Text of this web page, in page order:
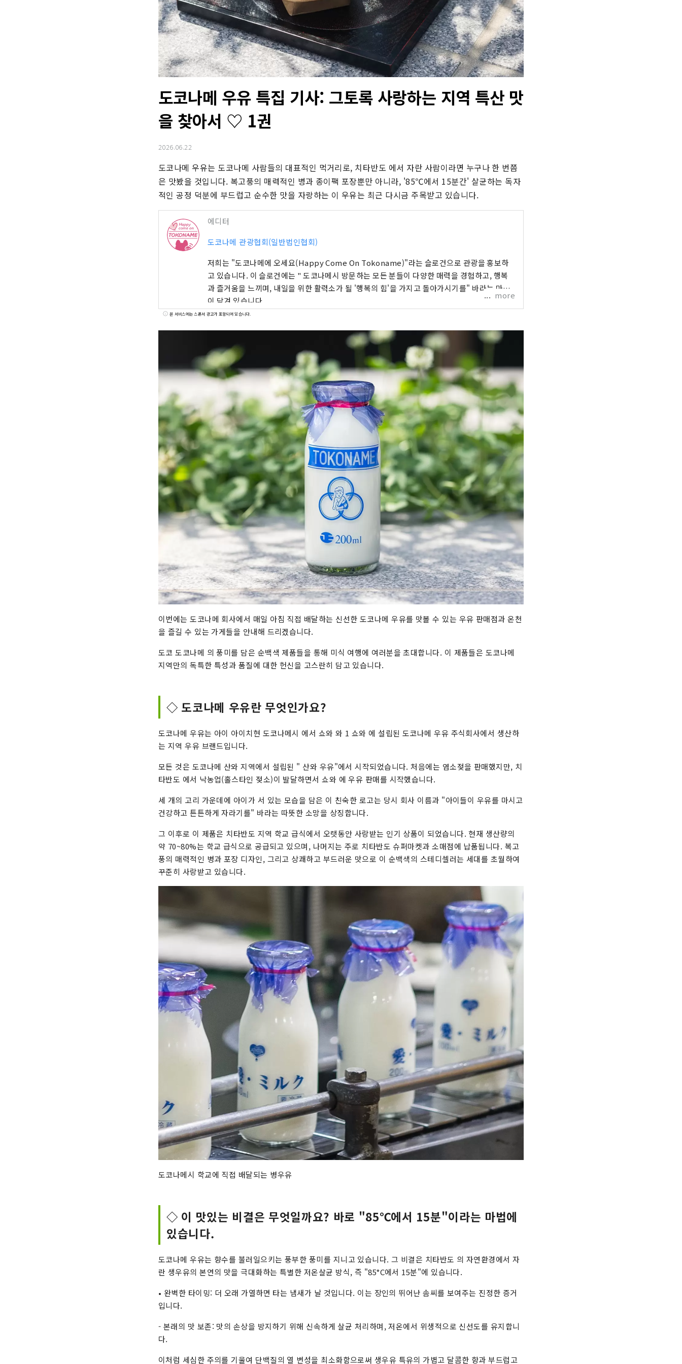
도코나메 우유 특집 기사: 그토록 사랑하는 지역 특산 맛
을 찾아서 ♡ 1권
2026.06.22
도코나메 우유는 도코나메 사람들의 대표적인 먹거리로, 치타반도 에서 자란 사람이라면 누구나 한 번쯤
은 맛봤을 것입니다. 복고풍의 매력적인 병과 종이팩 포장뿐만 아니라, '85℃에서 15분간' 살균하는 독자
적인 공정 덕분에 부드럽고 순수한 맛을 자랑하는 이 우유는 최근 다시금 주목받고 있습니다.
에디터
도코나메 관광협회(일반법인협회)
저희는 "도코나메에 오세요(Happy Come On Tokoname)"라는 슬로건으로 관광을 홍보하
고 있습니다. 이 슬로건에는 " 도코나메시 방문하는 모든 분들이 다양한 매력을 경험하고, 행복
과 즐거움을 느끼며, 내일을 위한 활력소가 될 '행복의 힘'을 가지고 돌아가시기를" 바라는 마음
이 담겨 있습니다.
more
본 서비스에는 스폰서 광고가 포함되어 있습니다.
이번에는 도코나메 회사에서 매일 아침 직접 배달하는 신선한 도코나메 우유를 맛볼 수 있는 우유 판매점과 온천
을 즐길 수 있는 가게들을 안내해 드리겠습니다.
도코 도코나메 의 풍미를 담은 순백색 제품들을 통해 미식 여행에 여러분을 초대합니다. 이 제품들은 도코나메
지역만의 독특한 특성과 품질에 대한 헌신을 고스란히 담고 있습니다.
◇ 도코나메 우유란 무엇인가요?
도코나메 우유는 아이 아이치현 도코나메시 에서 쇼와 와 1 쇼와 에 설립된 도코나메 우유 주식회사에서 생산하
는 지역 우유 브랜드입니다.
모든 것은 도코나메 산와 지역에서 설립된 " 산와 우유"에서 시작되었습니다. 처음에는 염소젖을 판매했지만, 치
타반도 에서 낙농업(홀스타인 젖소)이 발달하면서 쇼와 에 우유 판매를 시작했습니다.
세 개의 고리 가운데에 아이가 서 있는 모습을 담은 이 친숙한 로고는 당시 회사 이름과 "아이들이 우유를 마시고
건강하고 튼튼하게 자라기를" 바라는 따뜻한 소망을 상징합니다.
그 이후로 이 제품은 치타반도 지역 학교 급식에서 오랫동안 사랑받는 인기 상품이 되었습니다. 현재 생산량의
약 70~80%는 학교 급식으로 공급되고 있으며, 나머지는 주로 치타반도 슈퍼마켓과 소매점에 납품됩니다. 복고
풍의 매력적인 병과 포장 디자인, 그리고 상쾌하고 부드러운 맛으로 이 순백색의 스테디셀러는 세대를 초월하여
꾸준히 사랑받고 있습니다.
도코나메시 학교에 직접 배달되는 병우유
◇ 이 맛있는 비결은 무엇일까요? 바로 "85℃에서 15분"이라는 마법에
있습니다.
도코나메 우유는 향수를 불러일으키는 풍부한 풍미를 지니고 있습니다. 그 비결은 치타반도 의 자연환경에서 자
란 생우유의 본연의 맛을 극대화하는 특별한 저온살균 방식, 즉 "85°C에서 15분"에 있습니다.
• 완벽한 타이밍: 더 오래 가열하면 타는 냄새가 날 것입니다. 이는 장인의 뛰어난 솜씨를 보여주는 진정한 증거
입니다.
- 본래의 맛 보존: 맛의 손상을 방지하기 위해 신속하게 살균 처리하며, 저온에서 위생적으로 신선도를 유지합니
다.
이처럼 세심한 주의를 기울여 단백질의 열 변성을 최소화함으로써 생우유 특유의 가볍고 달콤한 향과 부드럽고